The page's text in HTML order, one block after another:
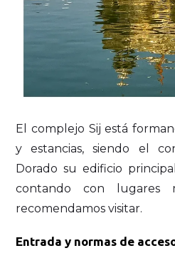
El complejo Sij está
y estancias, siendo el
Dorado su edificio
contando con lugares
recomendamos visitar.
Entrada y normas de